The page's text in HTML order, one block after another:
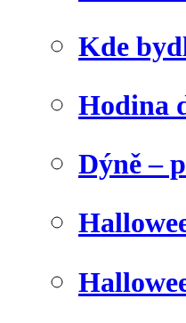
Kde
Hodina
Dýně –